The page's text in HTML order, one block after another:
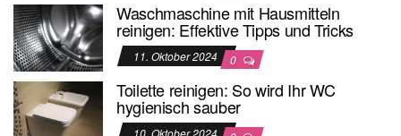
Waschmaschine mit Hausmitteln
reinigen: Effektive Tipps und Tricks
11. Oktober 2024 0
Toilette reinigen: So wird Ihr WC
hygienisch sauber
10. Oktober 2024